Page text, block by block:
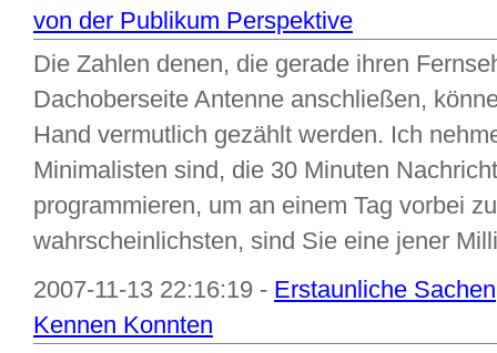
von der Publikum Perspektive
Die Zahlen denen, die gerade ihren
Dachoberseite Antenne anschließen,
Hand vermutlich gezählt werden. Ich
Minimalisten sind, die 30 Minuten
programmieren, um an einem Tag vorbei
wahrscheinlichsten, sind Sie eine jener
2007-11-13 22:16:19 - Erstaunliche
Kennen Konnten